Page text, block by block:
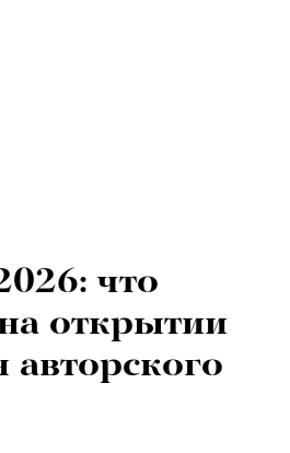
что
открытии
авторского